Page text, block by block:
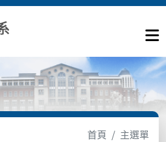
首頁 主選單